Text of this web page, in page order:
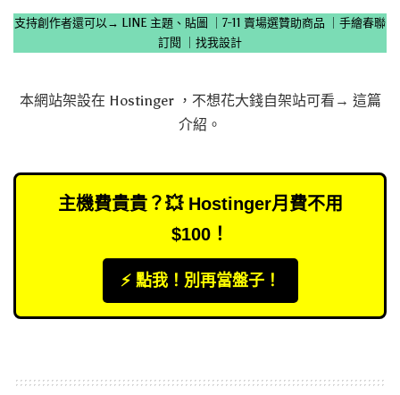
支持創作者還可以→ LINE 主題、貼圖 7-11 賣場選贊助商品
手繪春聯
訂閱
找我設計
本網站架設在 Hostinger，不想花大錢自架站可看→ 這篇
介紹 。
主機費貴貴？💥 Hostinger月費不用
$100！
⚡️ 點我！別再當盤子！